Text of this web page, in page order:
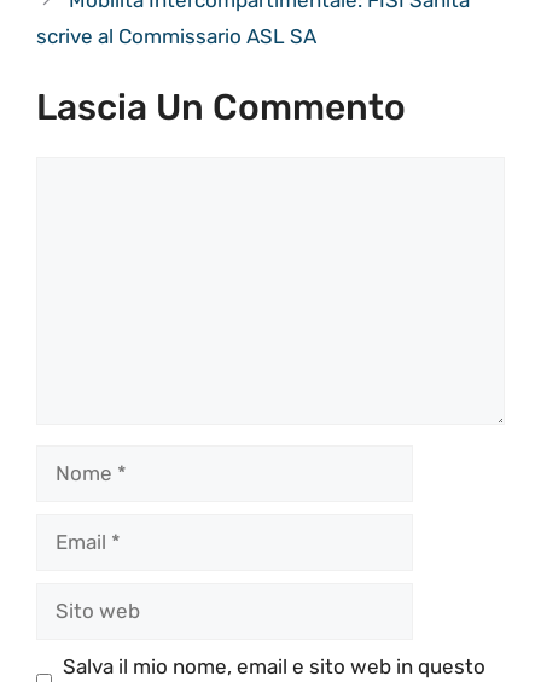
scrive al Commissario ASL SA
Lascia Un Commento
web
Salva il mio nome, email e sito web in questo